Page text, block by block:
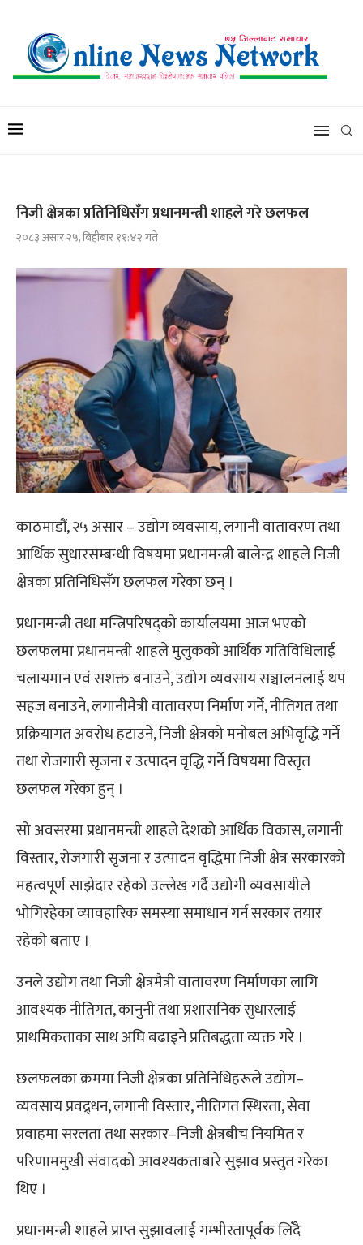
निजी क्षेत्रका प्रतिनिधिसँग प्रधानमन्त्री शाहले गरे छलफल
२०८३ असार २५, बिहीबार ११:४२ गते
काठमाडौं, २५ असार – उद्योग व्यवसाय, लगानी वातावरण तथा
आर्थिक सुधारसम्बन्धी विषयमा प्रधानमन्त्री बालेन्द्र शाहले निजी
क्षेत्रका प्रतिनिधिसँग छलफल गरेका छन् ।
प्रधानमन्त्री तथा मन्त्रिपरिषद्को कार्यालयमा आज भएको
छलफलमा प्रधानमन्त्री शाहले मुलुकको आर्थिक गतिविधिलाई
चलायमान एवं सशक्त बनाउने, उद्योग व्यवसाय सञ्चालनलाई थप
सहज बनाउने, लगानीमैत्री वातावरण निर्माण गर्ने, नीतिगत तथा
प्रक्रियागत अवरोध हटाउने, निजी क्षेत्रको मनोबल अभिवृद्धि गर्ने
तथा रोजगारी सृजना र उत्पादन वृद्धि गर्ने विषयमा विस्तृत
छलफल गरेका हुन् ।
सो अवसरमा प्रधानमन्त्री शाहले देशको आर्थिक विकास, लगानी
विस्तार, रोजगारी सृजना र उत्पादन वृद्धिमा निजी क्षेत्र सरकारको
महत्वपूर्ण साझेदार रहेको उल्लेख गर्दै उद्योगी व्यवसायीले
भोगिरहेका व्यावहारिक समस्या समाधान गर्न सरकार तयार
रहेको बताए ।
उनले उद्योग तथा निजी क्षेत्रमैत्री वातावरण निर्माणका लागि
आवश्यक नीतिगत, कानुनी तथा प्रशासनिक सुधारलाई
प्राथमिकताका साथ अघि बढाइने प्रतिबद्धता व्यक्त गरे ।
छलफलका क्रममा निजी क्षेत्रका प्रतिनिधिहरूले उद्योग–
व्यवसाय प्रवद्र्धन, लगानी विस्तार, नीतिगत स्थिरता, सेवा
प्रवाहमा सरलता तथा सरकार–निजी क्षेत्रबीच नियमित र
परिणाममुखी संवादको आवश्यकताबारे सुझाव प्रस्तुत गरेका
थिए ।
प्रधानमन्त्री शाहले प्राप्त सुझावलाई गम्भीरतापूर्वक लिँदै